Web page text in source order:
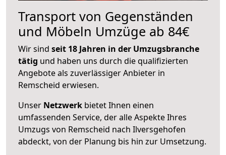
Transport von Gegenständen
und Möbeln Umzüge ab 84€
Wir sind seit 18 Jahren in der Umzugsbranche
tätig und haben uns durch die qualifizierten
Angebote als zuverlässiger Anbieter in
Remscheid erwiesen.
Unser Netzwerk bietet Ihnen einen
umfassenden Service, der alle Aspekte Ihres
Umzugs von Remscheid nach Ilversgehofen
abdeckt, von der Planung bis hin zur Umsetzung.